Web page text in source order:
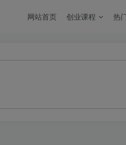
网站首页 创业课程 热